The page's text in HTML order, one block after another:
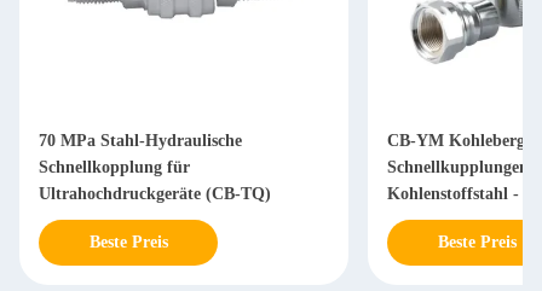
70 MPa Stahl-Hydraulische
Schnellkopplung für
Ultrahochdruckgeräte (CB-TQ)
Beste Preis
CB-YM
Schnellkupplungen
Kohlenstoffstahl -
Beste Preis